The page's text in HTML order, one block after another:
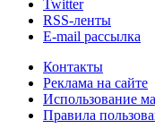
Twitter
RSS-ленты
E-mail рассылка
Контакты
Реклама на сайте
Использование
Правила